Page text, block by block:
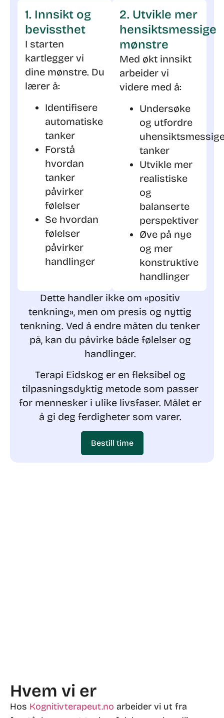
1. Innsikt og
bevissthet
I starten
kartlegger vi
dine mønstre. Du
lærer å:
Identifisere
automatiske
tanker
Forstå
hvordan
tanker
påvirker
følelser
Se hvordan
følelser
påvirker
handlinger
2. Utvikle mer
hensiktsmessige
mønstre
Med økt innsikt
arbeider vi
videre med å:
Undersøke
og utfordre
tanker
Utvikle mer
realistiske
og
balanserte
perspektiver
Øve på nye
og mer
konstruktive
handlinger
Dette handler ikke om «positiv
tenkning», men om presis og nyttig
tenkning.Ved å endre måten du tenker
på, kan du påvirke både følelser og
handlinger.
Terapi Eidskog er en fleksibel og
tilpasningsdyktig metode som passer
for mennesker i ulike livsfaser. Målet er
å gi deg ferdigheter som varer.
Bestill time
Hvem vi er
Hos Kognitivterapeut.no arbeider vi ut fra